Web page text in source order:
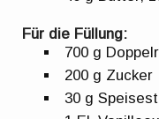
Für die Füllung:
700 g
200 g Zucker
30 g